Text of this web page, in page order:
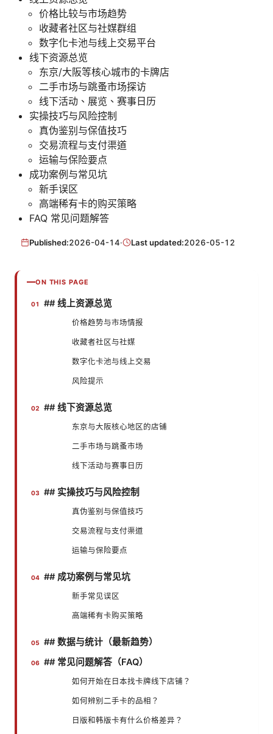
价格比较与市场趋势
收藏者社区与社媒群组
数字化卡池与线上交易平台
线下资源总览
东京/大阪等核心城市的卡牌店
二手市场与跳蚤市场探访
线下活动、展览、赛事日历
实操技巧与风险控制
真伪鉴别与保值技巧
交易流程与支付渠道
运输与保险要点
成功案例与常见坑
新手误区
高端稀有卡的购买策略
FAQ 常见问题解答
Published:2026-04-14· Last updated:2026-05-12
ON THIS PAGE
## 线上资源总览
价格趋势与市场情报
收藏者社区与社媒
数字化卡池与线上交易
风险提示
## 线下资源总览
东京与大阪核心地区的店铺
二手市场与跳蚤市场
线下活动与赛事日历
## 实操技巧与风险控制
真伪鉴别与保值技巧
交易流程与支付渠道
运输与保险要点
## 成功案例与常见坑
新手常见误区
高端稀有卡购买策略
## 数据与统计（最新趋势）
## 常见问题解答（FAQ）
如何开始在日本找卡牌线下店铺？
如何辨别二手卡的品相？
日版和韩版卡有什么价格差异？